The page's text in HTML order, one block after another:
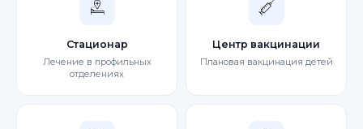
Стационар
Лечение в профильных
отделениях
Центр вакцинации
Плановая вакцинация детей